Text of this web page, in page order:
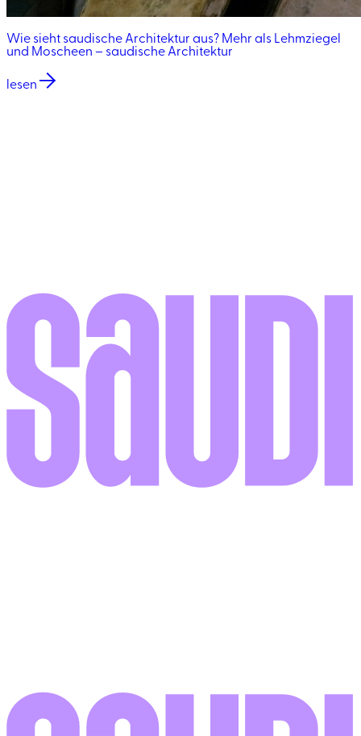
Wie sieht saudische Architektur aus? Mehr als Lehmziegel
und Moscheen – saudische Architektur
lesen